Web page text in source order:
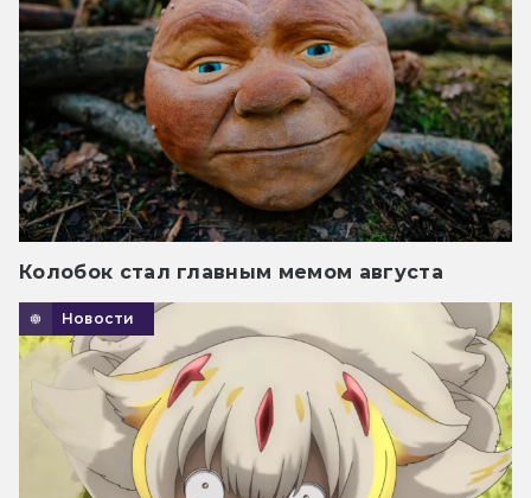
Колобок стал главным мемом августа
Новости